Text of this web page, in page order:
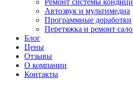
Автозвук и мультимедиа
Программные доработки
Перетяжка и ремонт
Блог
Цены
Отзывы
О компании
Контакты